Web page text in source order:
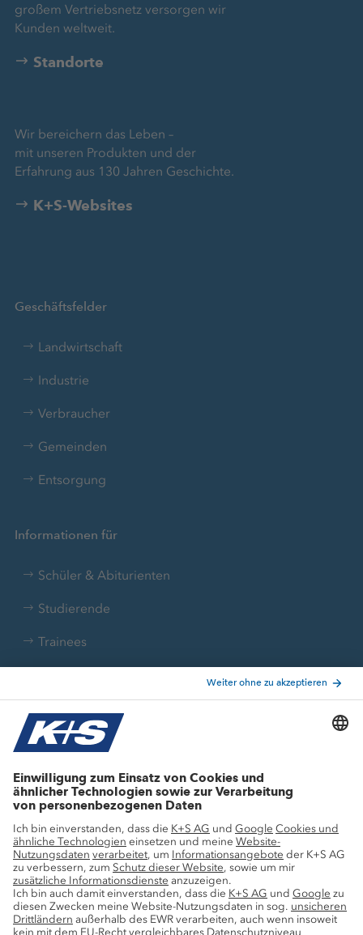
großem Vertriebsnetz versorgen wir
Kunden weltweit.
Standorte
Wir bereichern das Leben –
mit unseren Produkten und der
Erfahrung aus 130 Jahren Geschichte.
K+S-Websites
Geschäftsfelder
Landwirtschaft
Industrie
Verbraucher
Gemeinden
Entsorgung
Informationen für
Schüler & Abiturienten
Studierende
Trainees
Aktuelle Themen
Stellenangebote
Wachstumsprojekte
Innovation
Nachhaltigkeit
Service
Pressekontakte